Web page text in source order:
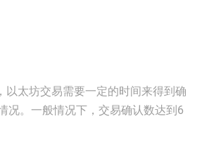
太坊交易需要一定的时间来得到确
况。一般情况下，交易确认数达到6